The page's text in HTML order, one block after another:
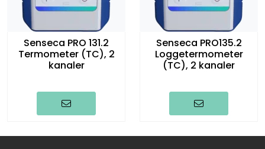
Senseca PRO 131.2
Termometer (TC), 2
kanaler
Senseca PRO135.2
Loggetermometer
(TC), 2 kanaler